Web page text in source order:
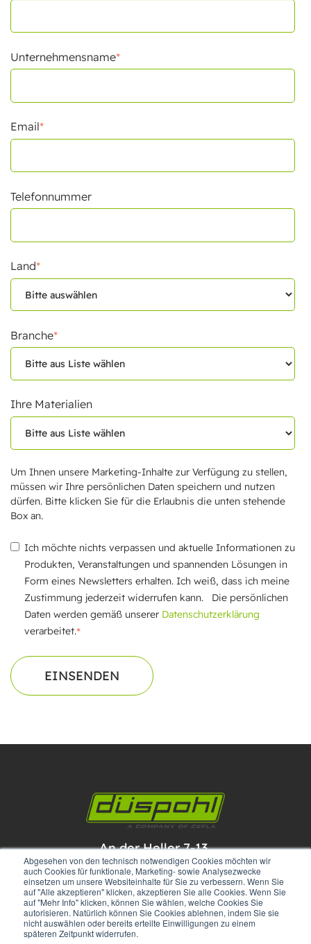
Abgesehen von den technisch notwendigen Cookies möchten wir
auch Cookies für funktionale, Marketing- sowie Analysezwecke
einsetzen um unsere Websiteinhalte für Sie zu verbessern. Wenn Sie
auf "Alle akzeptieren" klicken, akzeptieren Sie alle Cookies. Wenn Sie
auf "Mehr Info" klicken, können Sie wählen, welche Cookies Sie
autorisieren. Natürlich können Sie Cookies ablehnen, indem Sie sie
nicht auswählen oder bereits erteilte Einwilligungen zu einem
späteren Zeitpunkt widerrufen.
Unternehmensname*
Email*
Telefonnummer
Land*
Branche*
Ihre Materialien
Um Ihnen unsere Marketing-Inhalte zur Verfügung zu stellen,
müssen wir Ihre persönlichen Daten speichern und nutzen
dürfen. Bitte klicken Sie für die Erlaubnis die unten stehende
Box an.
Ich möchte nichts verpassen und aktuelle Informationen zu
Produkten, Veranstaltungen und spannenden Lösungen in
Form eines Newsletters erhalten. Ich weiß, dass ich meine
Zustimmung jederzeit widerrufen kann.
Die persönlichen
Daten werden gemäß unserer Datenschutzerklärung
verarbeitet.*
An der Heller 7-13,
33758 Schloß Holte-Stukenbrock
Germany